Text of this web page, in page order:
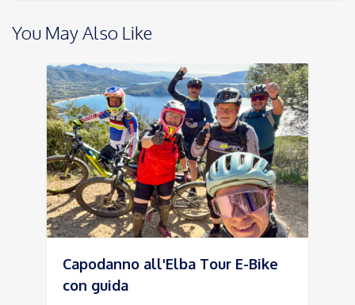
You May Also Like
Capodanno all'Elba Tour E-Bike
con guida